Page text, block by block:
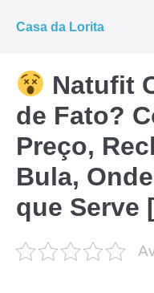
para
conteúdo
Casa da Lorita
Natufit
de Fato?
Preço,
Bula,
que Serve